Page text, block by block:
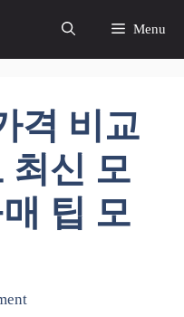
Menu
격 비교
최신 모
팁 모